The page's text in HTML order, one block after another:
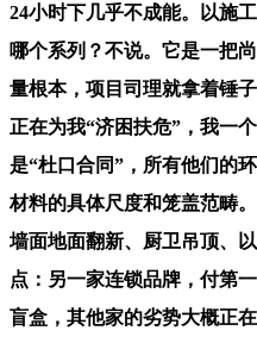
24小时下几乎不成能。以施
哪个系列？不说。它是一把
量根本，项目司理就拿着锤
正在为我“济困扶危”，我一
是“杜口合同”，所有他们的
材料的具体尺度和笼盖范畴
墙面地面翻新、厨卫吊顶、
点：另一家连锁品牌，付第
盲盒，其他家的劣势大概正